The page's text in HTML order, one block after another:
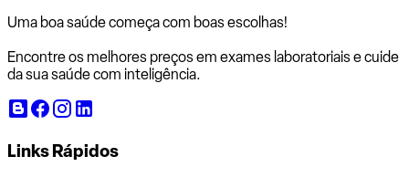
Uma boa saúde começa com boas escolhas!
Encontre os melhores preços em exames laboratoriais e cuide
da sua saúde com inteligência.
Links Rápidos